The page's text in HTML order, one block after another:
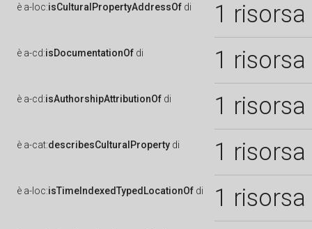
è a-loc:isCulturalPropertyAddressOf di 1 risorsa
è a-cd:isDocumentationOf di 1 risorsa
è a-cd:isAuthorshipAttributionOf di 1 risorsa
è a-cat:describesCulturalProperty di 1 risorsa
è a-loc:isTimeIndexedTypedLocationOf di 1 risorsa